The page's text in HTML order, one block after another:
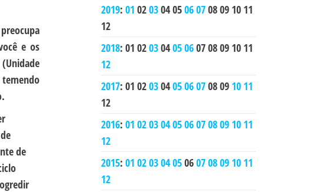
e os
de
2019: 01 0203040506070809 10 11
12
2018: 01 0203040506070809 10 11
12
2017: 01 0203040506070809 10 11
12
2016: 01 0203040506070809 10 11
12
2015: 01 0203040506070809 10 11
12